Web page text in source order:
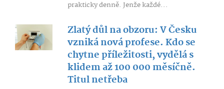
prakticky denně. Jenže každé...
Zlatý důl na obzoru: V Česku
vzniká nová profese. Kdo se
chytne příležitosti, vydělá s
klidem až 100 000 měsíčně.
Titul netřeba